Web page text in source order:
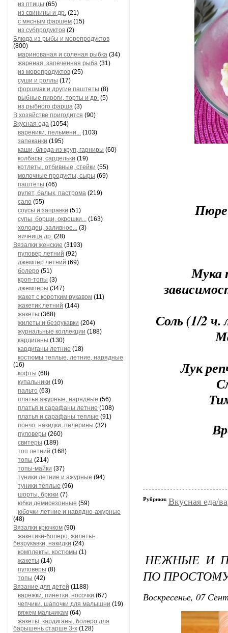
из птицы (65)
из свинины и др. (21)
с мясным фаршем (15)
из субпродуктов (2)
Блюда из рыбы и морепродуктов
(800)
маринованая и соленая рыбка (34)
жареная, запеченная рыба (31)
из морепродуктов (25)
суши и роллы (17)
форшмак и другие паштеты (8)
рыбные пироги, торты и др. (5)
из рыбного фарша (3)
В хозяйстве пригодится (90)
Вкусная еда (1054)
вареники, пельмени... (103)
запеканки (195)
каши, блюда из круп, гарниры (60)
колбасы, сардельки (19)
котлеты, отбивные, стейки (55)
молочные продукты, сыры (69)
паштеты (46)
рулет, балык, пастрома (219)
сало (55)
соусы и заправки (51)
супы, борщи, окрошки... (163)
холодец, заливное... (3)
яичница др. (28)
Вязалки женские (3193)
пуловер летний (92)
джемпер летний (69)
болеро (51)
кроп-топы (3)
джемперы (347)
жакет с коротким рукавом (11)
жакетик летний (144)
жакеты (368)
жилеты и безрукавки (204)
журнальные коллекции (188)
кардиганы (130)
кардиганы летние (18)
костюмы теплые, летние, нарядные
(16)
кофты (68)
купальники (19)
пальто (63)
платья ажурные, нарядные (56)
платья и сарафаны летние (108)
платья и сарафаны теплые (91)
пончо, накидки, пелерины (32)
пуловеры (260)
свитеры (189)
топ летний (168)
топы (214)
топы-майки (37)
туники летние и ажурные (94)
туники теплые (96)
шорты, брюки (7)
юбки демисезонные (59)
юбочки летние и нарядно-ажурные
(48)
Вязалки крючком (90)
жакетики-болеро, жилеты-
безрукавки, накидки (24)
комплекты, костюмы (1)
жакеты (14)
пуловеры (8)
топы (42)
Вязание для детей (1188)
варежки, пинетки, носочки (67)
чепчики, шапочки для малышни (19)
вяжем мальчикам (64)
жакеты, кардиганы, болеро для
барышень старше 3-х (128)
Пюре
Мука
Соль (1/2 ч.
Лук
Рубрики: Вкусная еда/
НЕЖНЫЕ И
ПО
Воскресенье, 07